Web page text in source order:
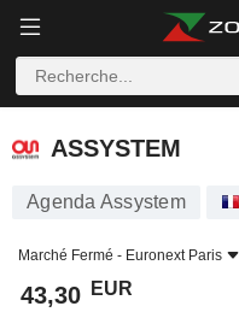
ASSYSTEM
ASSYSTEM
Agenda Assystem
Marché Fermé - Euronext Paris
43,30 EUR